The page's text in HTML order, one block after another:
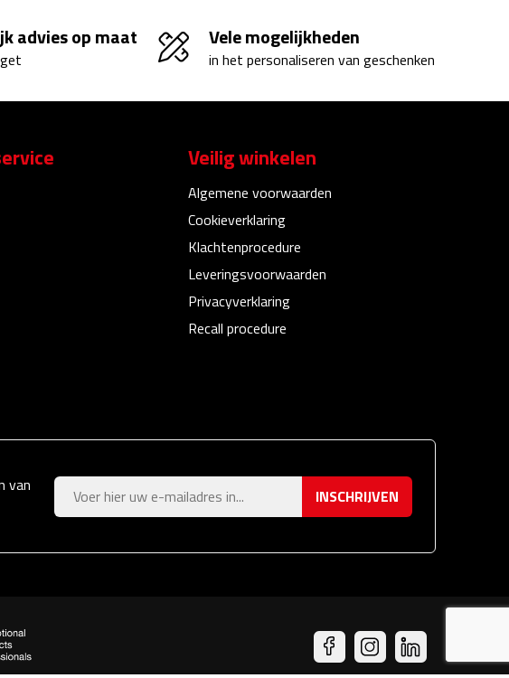
advies op maat Vele mogelijkheden
in het personaliseren van geschenken
Veilig winkelen
Algemene voorwaarden
Cookieverklaring
Klachtenprocedure
Leveringsvoorwaarden
Privacyverklaring
Recall procedure
van